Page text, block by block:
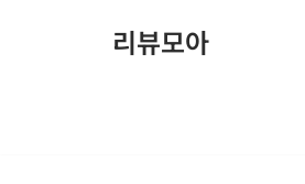
리뷰모아